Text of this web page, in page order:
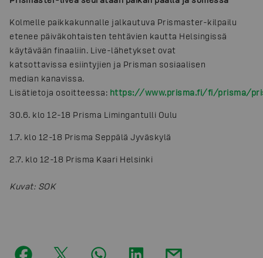
Kolmelle paikkakunnalle jalkautuva Prismaster-kilpailu
etenee päiväkohtaisten tehtävien kautta Helsingissä
käytävään finaaliin. Live-lähetykset ovat
katsottavissa esiintyjien ja Prisman sosiaalisen
median kanavissa.
Lisätietoja osoitteessa: https://www.prisma.fi/fi/prisma/
30.6. klo 12-18 Prisma Limingantulli Oulu
1.7. klo 12-18 Prisma Seppälä Jyväskylä
2.7. klo 12-18 Prisma Kaari Helsinki
Kuvat: SOK